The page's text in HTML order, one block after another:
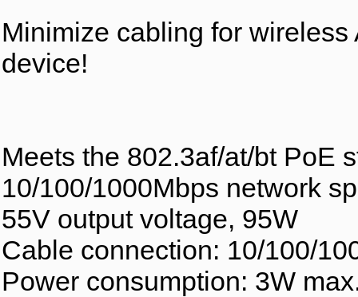
Minimize cabling for
device!
Meets the 802.3af/at/bt PoE
10/100/1000Mbps network
55V output voltage, 95W
Cable connection: 10/100/
Power consumption: 3W